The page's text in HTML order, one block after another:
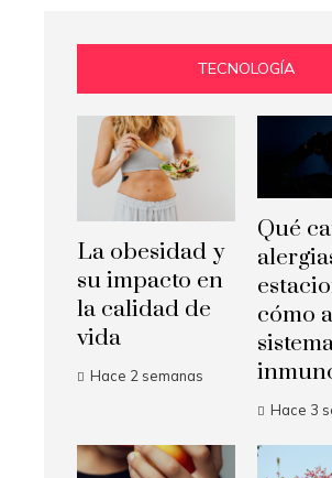
TECNOLOGÍA
La obesidad y
su impacto en
la calidad de
vida
Hace 2 semanas
Qué
cómo
Hace 3